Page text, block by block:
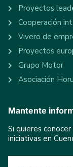
Proyectos
Cooperación
Vivero de
Proyectos
Grupo Motor
Asociación
Mantente
Si quieres
iniciativas en